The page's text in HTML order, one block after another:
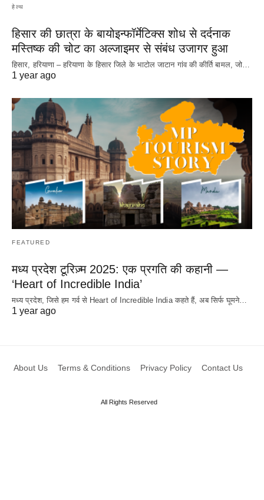
हेल्थ
हिसार की छात्रा के बायोइन्फॉर्मेटिक्स शोध से दर्दनाक
मस्तिष्क की चोट का अल्जाइमर से संबंध उजागर हुआ
हिसार, हरियाणा – हरियाणा के हिसार जिले के भाटोल जाटान गांव की कीर्ति बामल, जो…
1 year ago
FEATURED
मध्य प्रदेश टूरिज़्म 2025: एक प्रगति की कहानी —
‘Heart of Incredible India’
मध्य प्रदेश, जिसे हम गर्व से Heart of Incredible India कहते हैं, अब सिर्फ घूमने…
1 year ago
About Us Terms & Conditions Privacy Policy Contact Us
All Rights Reserved